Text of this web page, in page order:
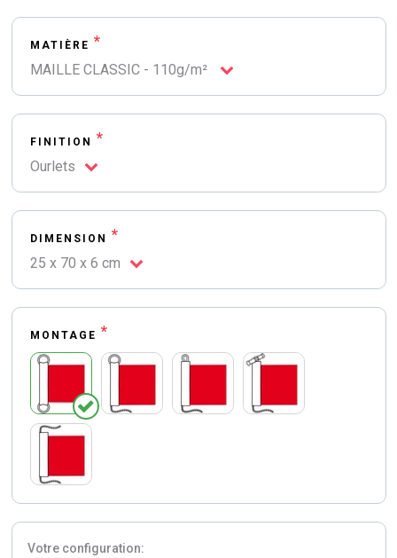
MATIÈRE *
MAILLE CLASSIC - 110g/m²
FINITION *
Ourlets
DIMENSION *
25 x 70 x 6 cm
MONTAGE *
Votre configuration: